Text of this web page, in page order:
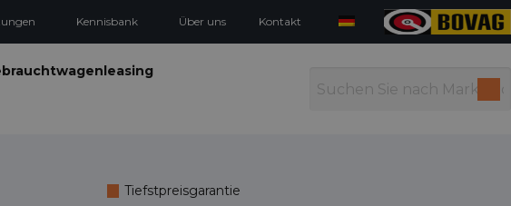
Kennisbank Über uns Kontakt
Tiefstpreisgarantie